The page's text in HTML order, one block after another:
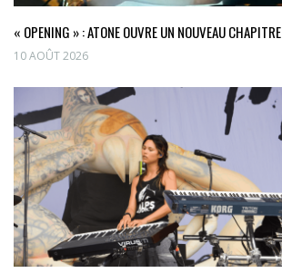
« OPENING » : ATONE OUVRE UN NOUVEAU CHAPITRE
10 AOÛT 2026